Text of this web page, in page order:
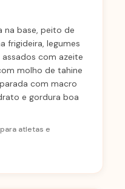
na base, peito de
frigideira, legumes
assados com azeite
molho de tahine
com macro
e gordura boa
atletas e